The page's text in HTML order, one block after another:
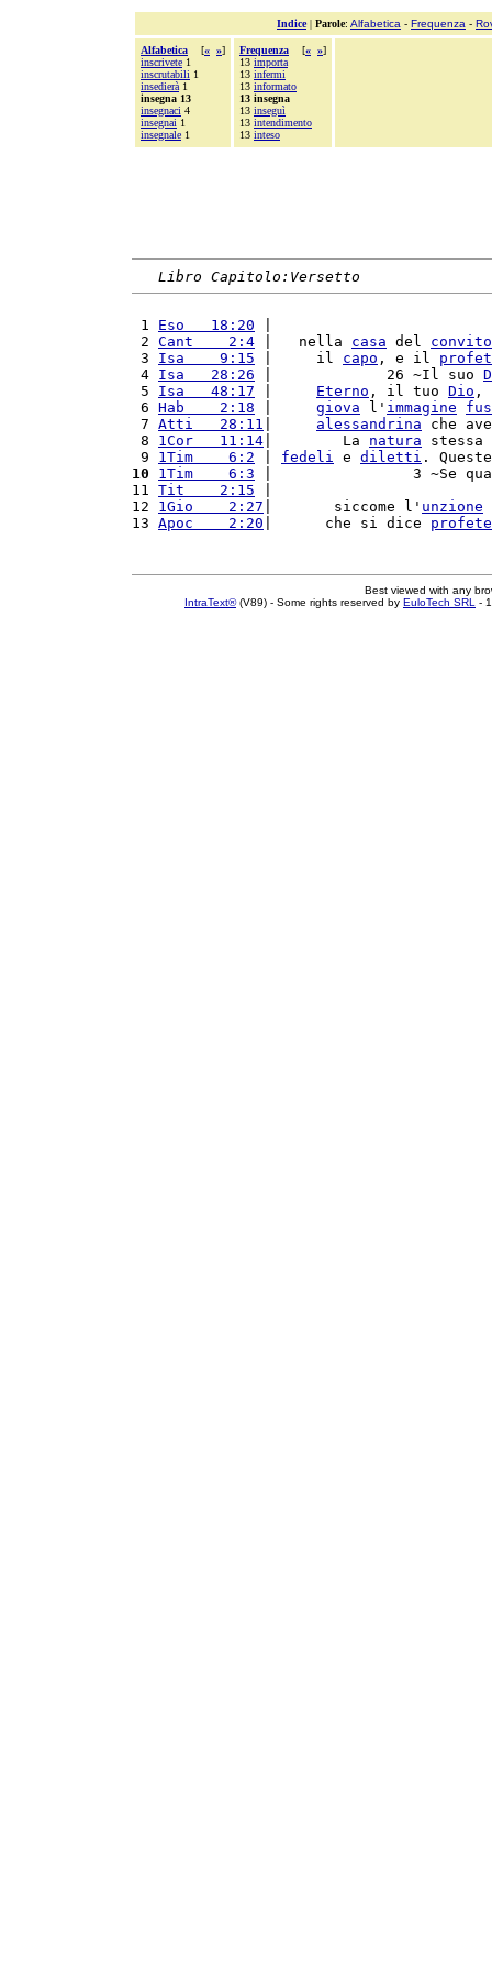
Indice| Parole: Alfabetica - Frequenza -
Alfabetica [« »]
inscrivete 1
inscrutabili 1
insedierà 1
insegna 13
insegnaci 4
insegnai 1
insegnale 1
Frequenza [« »]
13 importa
13 infermi
13 informato
13 insegna
13 inseguì
13 intendimento
13 inteso
Libro Capitolo:Versetto
1 Eso   18:20
2 Cant    2:4 |   nella casa del convito
3 Isa    9:15 |     il capo , e il
4 Isa   28:26 |             26 ~Il suo
5 Isa   48:17 Eterno , il tuo Dio ,
6 Hab    2:18 giova l' immagine
7 Atti   28:11 alessandrina che
8 1Cor   11:14 |        La natura stessa
9 1Tim    6:2 fedeli e diletti .
10
1Tim    6:3 |                3 ~Se
11 Tit    2:15
12 1Gio    2:27 |       siccome l' unzione
13 Apoc    2:20 |      che si dice
Best viewed with any
IntraText®(V89) - Some rights reserved by EuloTech SRL -